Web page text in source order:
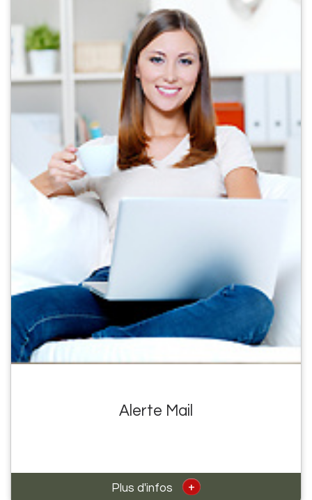
Alerte Mail
Plus d'infos +